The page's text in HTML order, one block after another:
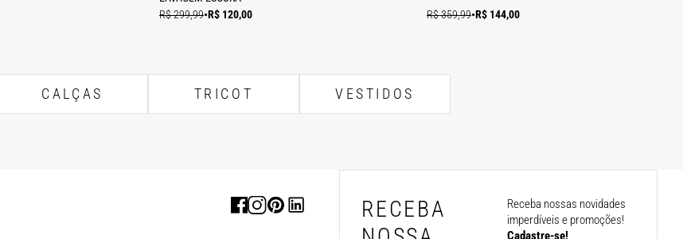
R$ 299,99•R$ 120,00 R$ 359,99•R$ 144,00
CALÇAS TRICOT VESTIDOS
RECEBA
Receba nossas novidades
imperdíveis e promoções!
Cadastre-se!